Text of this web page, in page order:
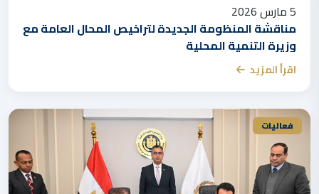
5 مارس 2026
مناقشة المنظومة الجديدة لتراخيص المحال العامة مع
وزيرة التنمية المحلية
اقرأ المزيد
فعاليات